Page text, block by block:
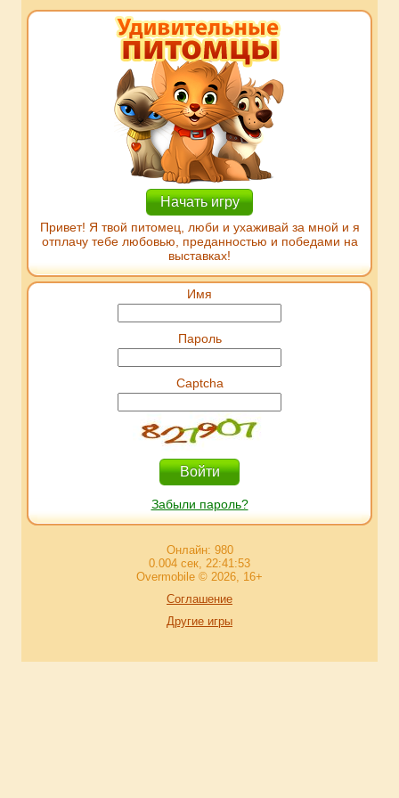
Начать игру
Привет! Я твой питомец, люби и ухаживай за мной и я
отплачу тебе любовью, преданностью и победами на
выставках!
Имя
Пароль
Captcha
Забыли пароль?
Онлайн: 980
0.004 сек, 22:41:53
Overmobile © 2026, 16+
Соглашение
Другие игры